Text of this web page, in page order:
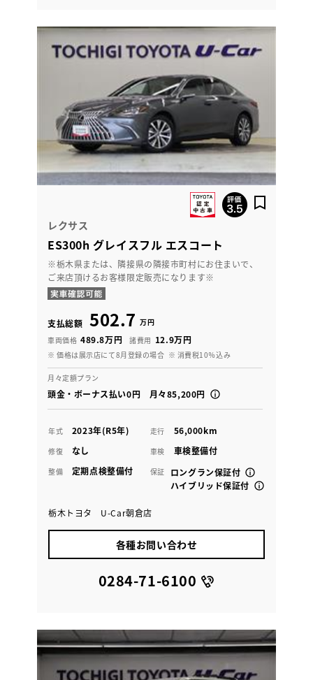
レクサス
ES300h グレイスフル エスコート
※栃木県または、隣接県の隣接市町村にお住まいで、
ご来店頂けるお客様限定販売になります※
支払総額 502.7 万円
車両価格 489.8万円 諸費用 12.9万円
※ 価格は展示店にて8月登録の場合 ※ 消費税10％込み
月々定額プラン
頭金・ボーナス払い0円 月々85,200円
年式 2023年(R5年) 走行 56,000km
修復 なし 車検 車検整備付
整備 定期点検整備付 保証
ロングラン保証付
ハイブリッド保証付
栃木トヨタ U-Car朝倉店
各種お問い合わせ
0284-71-6100